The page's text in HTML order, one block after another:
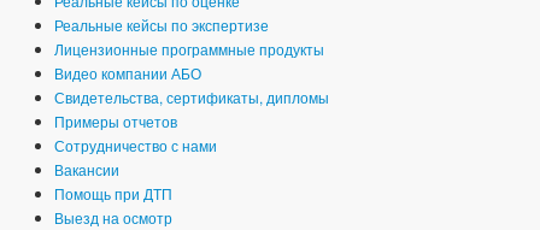
Реальные кейсы по экспертизе
Лицензионные программные продукты
Видео компании АБО
Свидетельства, сертификаты, дипломы
Примеры отчетов
Сотрудничество с нами
Вакансии
Помощь при ДТП
Выезд на осмотр